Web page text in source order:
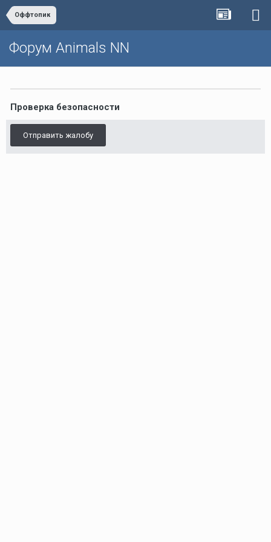
Оффтопик
Форум Animals NN
Проверка безопасности
Отправить жалобу